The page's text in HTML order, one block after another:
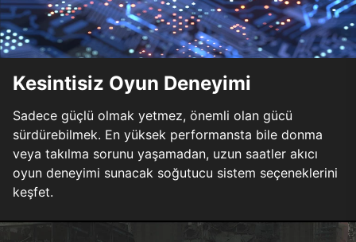
Kesintisiz Oyun Deneyimi
Sadece güçlü olmak yetmez, önemli olan gücü
sürdürebilmek. En yüksek performansta bile donma
veya takılma sorunu yaşamadan, uzun saatler akıcı
oyun deneyimi sunacak soğutucu sistem seçeneklerini
keşfet.